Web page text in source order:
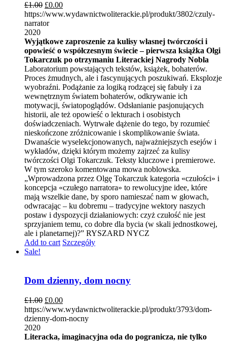
£1.00 £0.00
https://www.wydawnictwoliterackie.pl/produkt/3802/czuly-
narrator
2020
Wyjątkowe zaproszenie za kulisy własnej twórczości i
opowieść o współczesnym świecie – pierwsza książka Olgi
Tokarczuk po otrzymaniu Literackiej Nagrody Nobla
Laboratorium powstających tekstów, książek, bohaterów.
Proces żmudnych, ale i fascynujących poszukiwań. Eksplozje
wyobraźni. Podążanie za logiką rodzącej się fabuły i za
wewnętrznym światem bohaterów, odkrywanie ich
motywacji, światopoglądów. Odsłanianie pasjonujących
historii, ale też opowieść o lekturach i osobistych
doświadczeniach. Wytrwałe dążenie do tego, by rozumieć
nieskończone zróżnicowanie i skomplikowanie świata.
Dwanaście wyselekcjonowanych, najważniejszych esejów i
wykładów, dzięki którym możemy zajrzeć za kulisy
twórczości Olgi Tokarczuk. Teksty kluczowe i premierowe.
W tym szeroko komentowana mowa noblowska.
„Wprowadzona przez Olgę Tokarczuk kategoria «czułości» i
koncepcja «czułego narratora» to rewolucyjne idee, które
mają wszelkie dane, by sporo namieszać nam w głowach,
odwracając – ku dobremu – tradycyjne wektory naszych
postaw i dyspozycji działaniowych: czyż czułość nie jest
sprzyjaniem temu, co dobre dla bycia (w skali jednostkowej,
ale i planetarnej)?” RYSZARD NYCZ
Add to cart Szczegóły
Sale!
Dom dzienny, dom nocny
£1.00 £0.00
https://www.wydawnictwoliterackie.pl/produkt/3793/dom-
dzienny-dom-nocny
2020
Literacka, imaginacyjna oda do pogranicza, nie tylko